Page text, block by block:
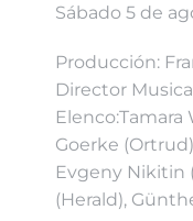
Sábado 5 de
Producción:
Director
Elenco:Tamara
Goerke
Evgeny Nikitin
(Herald),